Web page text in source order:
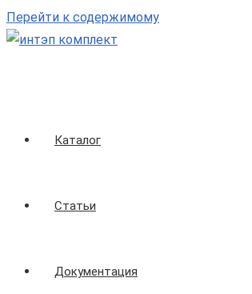
Перейти к содержимому
Каталог
Статьи
Документация